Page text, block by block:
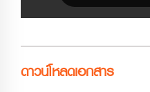
ดาวน์โหลดเอกสาร